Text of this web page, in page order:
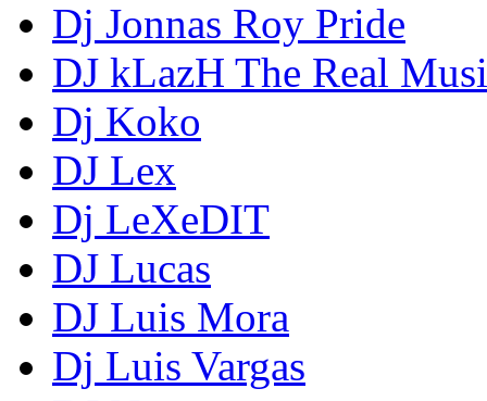
Dj Jonnas Roy Pride
DJ kLazH The Real
Dj Koko
DJ Lex
Dj LeXeDIT
DJ Lucas
DJ Luis Mora
Dj Luis Vargas